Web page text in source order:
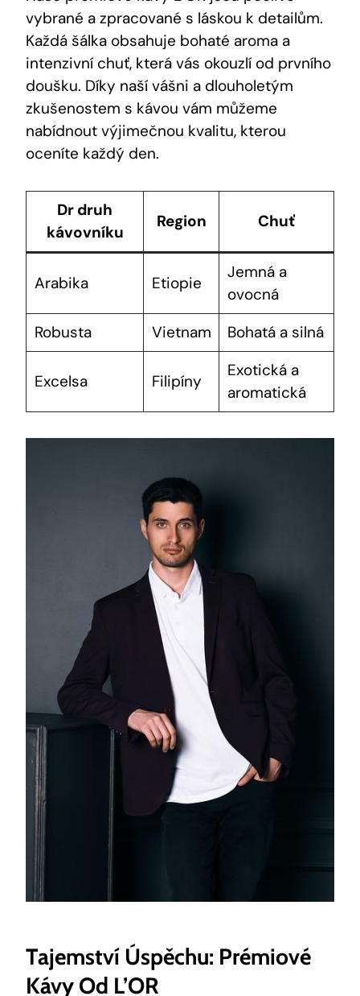
vybrané a zpracované s láskou k detailům.
Každá šálka obsahuje bohaté aroma a
intenzivní chuť, která vás okouzlí od prvního
doušku. Díky naší vášni a dlouholetým
zkušenostem s kávou vám můžeme
nabídnout výjimečnou kvalitu, kterou
oceníte každý den.
Dr druh
kávovníku
Region Chuť
Arabika Etiopie
Jemná a
ovocná
Robusta
Vietnam Bohatá a silná
Excelsa Filipíny
Exotická a
aromatická
Tajemství Úspěchu: Prémiové
Kávy Od L’OR